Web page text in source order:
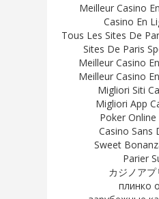
Meilleur Casino
Casino En
Tous Les Sites De
Sites De Paris
Meilleur Casino
Meilleur Casino
Migliori Siti
Migliori App
Poker
Casino Sans
Sweet
Parier
カジノアプ
плинко